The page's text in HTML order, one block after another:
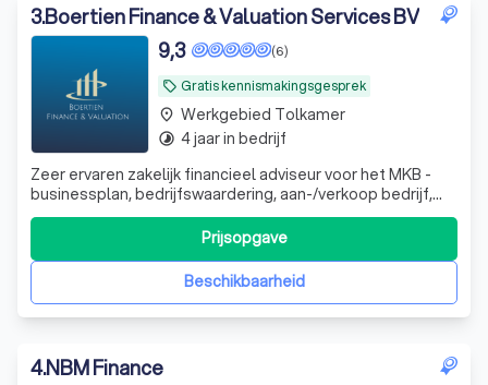
3.Boertien Finance & Valuation Services BV
local_offer Gratis kennismakingsgesprek
(6)
9,3
Zeer ervaren zakelijk financieel adviseur voor het MKB -
businessplan, bedrijfswaardering, aan-/verkoop bedrijf,
werknemersparticipaties, financieel zwaar weer en whoa
trajecten. DGA advisering
Beschikbaarheid
Prijsopgave
place Werkgebied Tolkamer
timelapse 4 jaar in bedrijf
4.NBM Finance